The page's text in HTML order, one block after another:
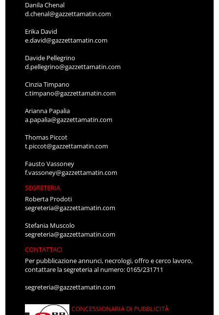
Danila Chenal
d.chenal@gazzettamatin.com
Erika David
e.david@gazzettamatin.com
Davide Pellegrino
d.pellegrino@gazzettamatin.com
Cinzia Timpano
c.timpano@gazzettamatin.com
Arianna Papalia
a.papalia@gazzettamatin.com
Thomas Piccot
t.piccot@gazzettamatin.com
Fausto Vassoney
f.vassoney@gazzettamatin.com
SEGRETERIA
Roberta Prodoti
segreteria@gazzettamatin.com
Stefania Muscolo
segreteria@gazzettamatin.com
CONTATTACI
Per pubblicazione annunci, necrologi, offro e cerco lavoro,
contattare la segreteria al numero: 0165/231711
segreteria@gazzettamatin.com
CONCESSIONARIA DI PUBBLICITÀ